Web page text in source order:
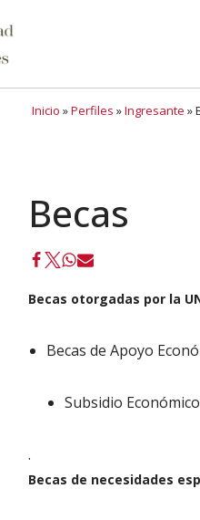
Inicio »Perfiles »Ingresante »
Becas
Becas otorgadas por la
Becas de Apoyo
Subsidio
.
Becas de necesidades